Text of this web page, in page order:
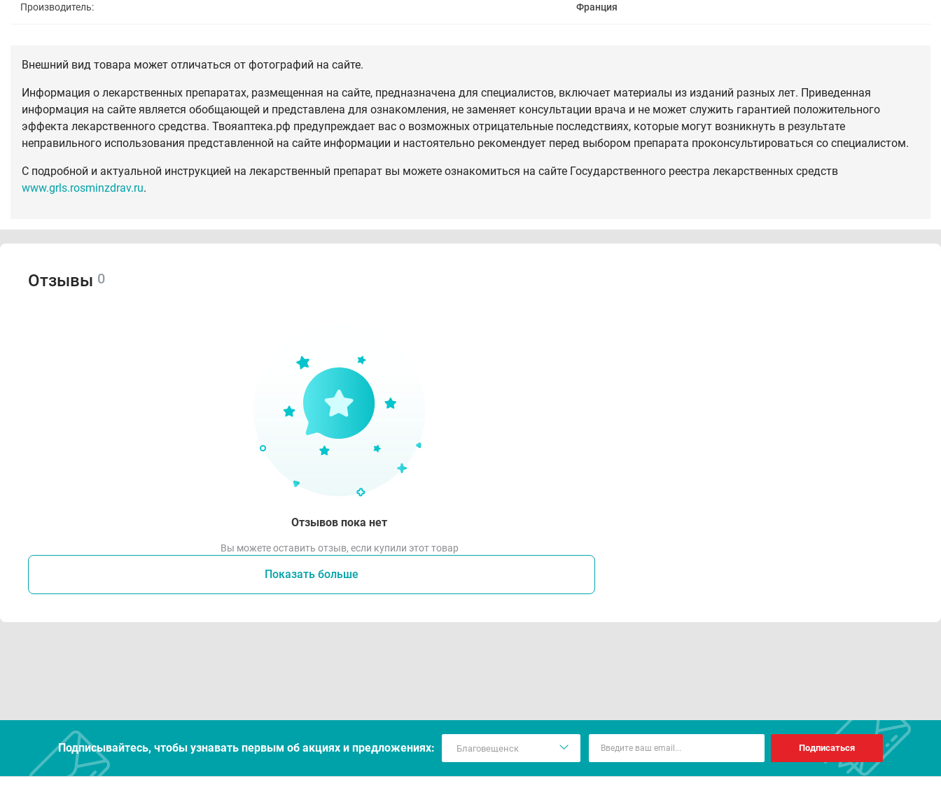
Производитель: Франция
Внешний вид товара может отличаться от фотографий на сайте.
Информация о лекарственных препаратах, размещенная на сайте, предназначена для специалистов, включает материалы из изданий разных лет. Приведенная
информация на сайте является обобщающей и представлена для ознакомления, не заменяет консультации врача и не может служить гарантией положительного
эффекта лекарственного средства. Твояаптека.рф предупреждает вас о возможных отрицательные последствиях, которые могут возникнуть в результате
неправильного использования представленной на сайте информации и настоятельно рекомендует перед выбором препарата проконсультироваться со специалистом.
С подробной и актуальной инструкцией на лекарственный препарат вы можете ознакомиться на сайте Государственного реестра лекарственных средств
www.grls.rosminzdrav.ru.
Отзывы 0
Отзывов пока нет
Вы можете оставить отзыв, если купили этот товар
Показать больше
Подписывайтесь, чтобы узнавать первым об акцияx и предложениях: Подписаться